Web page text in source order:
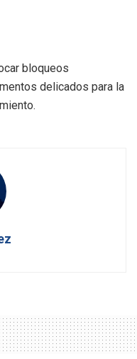
bloqueos
delicados para la